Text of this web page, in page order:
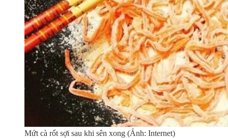
Mứt cà rốt sợi sau khi sên xong (Ảnh: Internet)